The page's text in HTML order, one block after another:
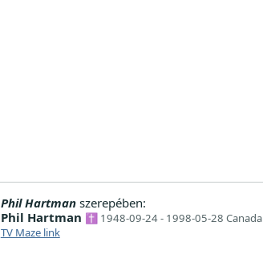
Phil Hartmanszerepében:
Phil Hartman ✝ 1948-09-24 - 1998-05-28 Canada
TV Maze link